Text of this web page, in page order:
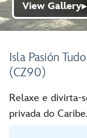
Isla Pasión
(CZ90)
View Gallery▶
Relaxe e divirta-
privada do Caribe.